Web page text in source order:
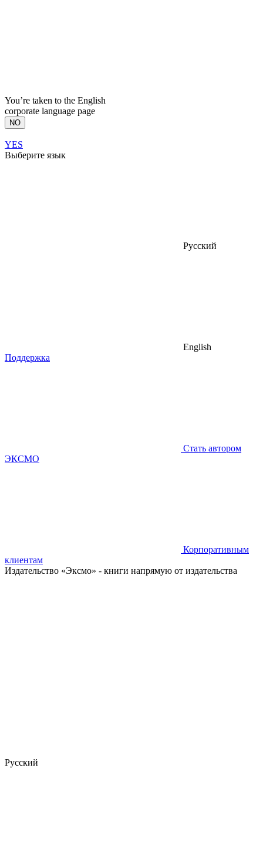
You’re taken to the English
corporate language page
NO
YES
Выберите язык
Русский
English
Поддержка
Стать автором
ЭКСМО
Корпоративным
клиентам
Издательство «Эксмо» - книги напрямую от издательства
Русский